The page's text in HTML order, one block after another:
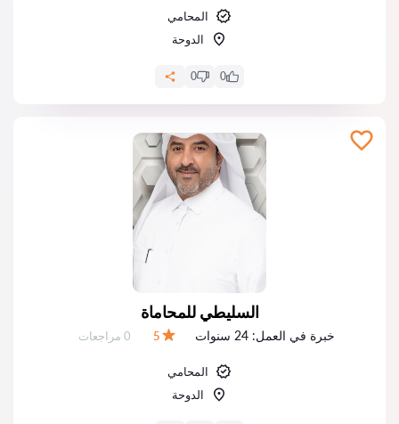
المحامي
الدوحة
0
0
السليطي للمحاماة
خبرة في العمل: 24 سنوات 5 عدد المراجعات:
0 مراجعات
المحامي
الدوحة